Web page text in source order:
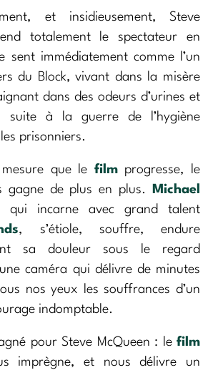
et insidieusement, Steve
totalement le spectateur en
sent immédiatement comme l’un
du Block, vivant dans la misère
dans des odeurs d’urines et
suite à la guerre de l’hygiène
prisonniers.
que le filmprogresse, le
gagne de plus en plus.
Michael
qui incarne avec grand talent
, s’étiole, souffre, endure
sa douleur sous le regard
caméra qui délivre de minutes
nos yeux les souffrances d’un
indomptable.
pour Steve McQueen : le film
imprègne, et nous délivre un